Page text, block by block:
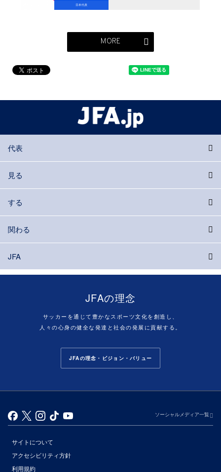
日本代表
MORE
代表
見る
する
関わる
JFA
JFAの理念
サッカーを通じて豊かなスポーツ文化を創造し、
人々の心身の健全な発達と社会の発展に貢献する。
JFAの理念・ビジョン・バリュー
ソーシャルメディア一覧
サイトについて
アクセシビリティ方針
利用規約